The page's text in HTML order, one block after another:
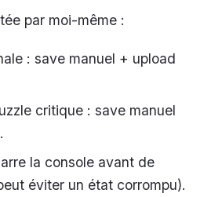
par moi-même :
: save manuel + upload
critique : save manuel
la console avant de
éviter un état corrompu).